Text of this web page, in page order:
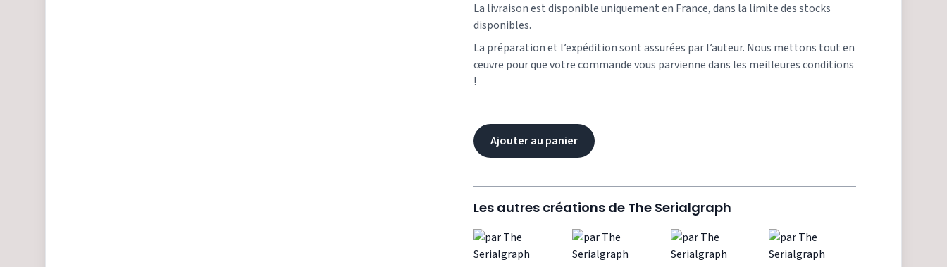
La livraison est disponible uniquement en France, dans la limite des stocks
disponibles.
La préparation et l’expédition sont assurées par l’auteur. Nous mettons tout en
œuvre pour que votre commande vous parvienne dans les meilleures conditions
!
Ajouter au panier
Les autres créations de The Serialgraph